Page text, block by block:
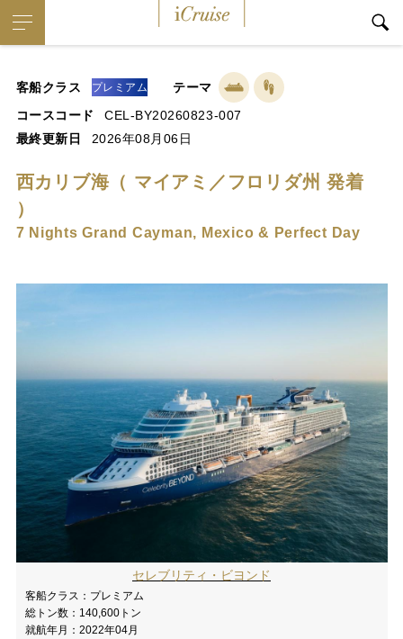
客船クラス プレミアム
テーマ
コースコード
CEL-BY20260823-007
最終更新日
2026年08月06日
西カリブ海（ マイアミ／フロリダ州 発着
）
7 Nights Grand Cayman, Mexico & Perfect Day
セレブリティ・ビヨンド
客船クラス： プレミアム
総トン数： 140,600トン
就航年月： 2022年04月